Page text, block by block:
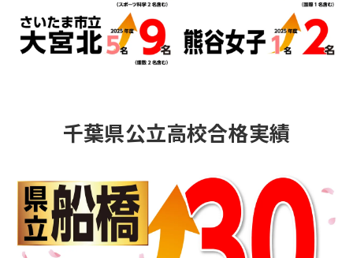
千葉県公立高校合格実績